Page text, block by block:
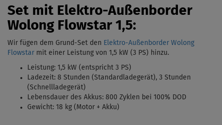
Set mit Elektro-Außenborder
Wolong Flowstar 1,5:
Wir fügen dem Grund-Set den Elektro-Außenborder Wolong
Flowstar mit einer Leistung von 1,5 kW (3 PS) hinzu.
Leistung: 1,5 kW (entspricht 3 PS)
Ladezeit: 8 Stunden (Standardladegerät), 3 Stunden
(Schnellladegerät)
Lebensdauer des Akkus: 800 Zyklen bei 100% DOD
Gewicht: 18 kg (Motor + Akku)